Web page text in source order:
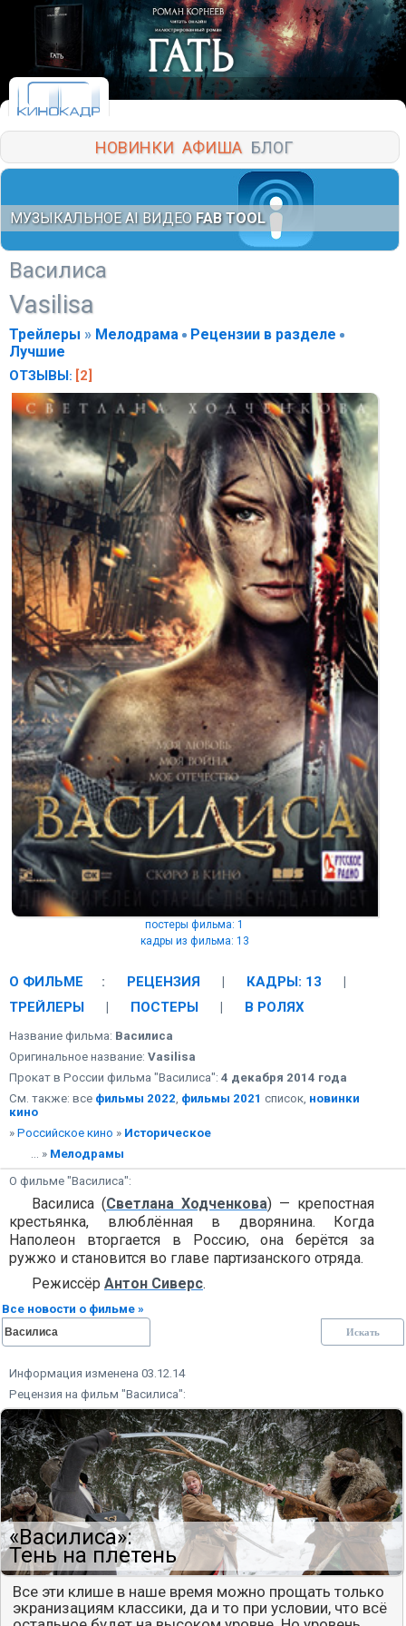
НОВИНКИ АФИША БЛОГ
МУЗЫКАЛЬНОЕ AI ВИДЕО FAB TOOL
Василиса
Vasilisa
Трейлеры » Мелодрама
Рецензии в разделе
Лучшие
ОТЗЫВЫ: [2]
постеры фильма: 1
кадры из фильма: 13
О ФИЛЬМЕ : РЕЦЕНЗИЯ КАДРЫ: 13
ТРЕЙЛЕРЫ
ПОСТЕРЫ В РОЛЯХ
Название фильма: Василиса
Оригинальное название: Vasilisa
Прокат в России фильма "Василиса": 4 декабря 2014 года
См. также: все фильмы 2022, фильмы 2021 список, новинки
кино
» Российское кино » Историческое
... » Мелодрамы
О фильме "Василиса":
Василиса (Светлана Ходченкова) — крепостная
крестьянка, влюблённая в дворянина. Когда
Наполеон вторгается в Россию, она берётся за
ружжо и становится во главе партизанского отряда.
Режиссёр Антон Сиверс.
Все новости о фильме »
Информация изменена 03.12.14
Рецензия на фильм "Василиса":
«Василиса»:
Тень на плетень
Все эти клише в наше время можно прощать только
экранизациям классики, да и то при условии, что всё